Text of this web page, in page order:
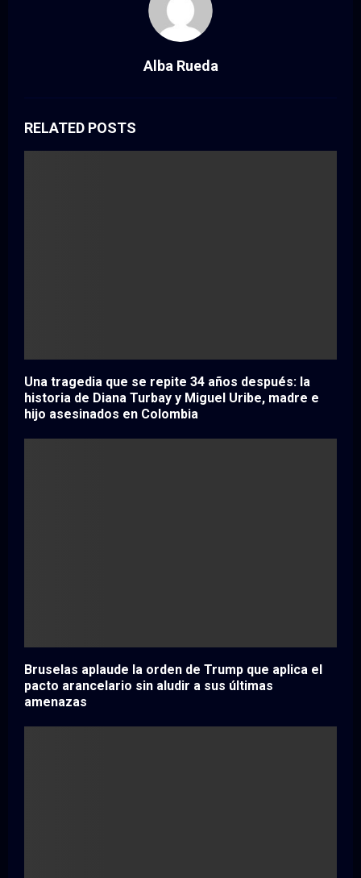
Alba Rueda
RELATED POSTS
Una tragedia que se repite 34 años después: la
historia de Diana Turbay y Miguel Uribe, madre e
hijo asesinados en Colombia
Bruselas aplaude la orden de Trump que aplica el
pacto arancelario sin aludir a sus últimas
amenazas